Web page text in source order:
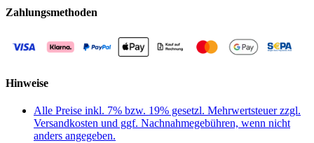
Zahlungsmethoden
Hinweise
Alle Preise inkl. 7% bzw. 19% gesetzl. Mehrwertsteuer zzgl.
Versandkosten und ggf. Nachnahmegebühren, wenn nicht
anders angegeben.